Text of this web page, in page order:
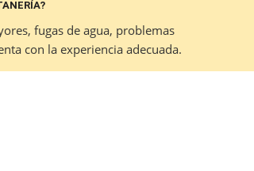
fugas de agua, problemas
con la experiencia adecuada.